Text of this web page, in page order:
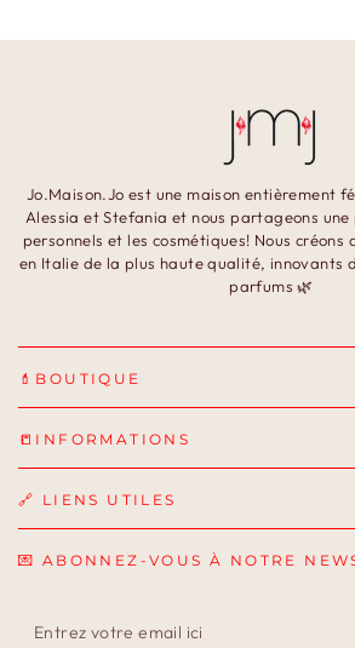
Jo.Maison.Jo est une maison entièrement
Alessia et Stefania et nous partageons une
personnels et les cosmétiques! Nous
en Italie de la plus haute qualité, innovants
parfums 🌿
💄BOUTIQUE
📒INFORMATIONS
🔗 LIENS UTILES
💌 ABONNEZ-VOUS À NOTRE
Entrez